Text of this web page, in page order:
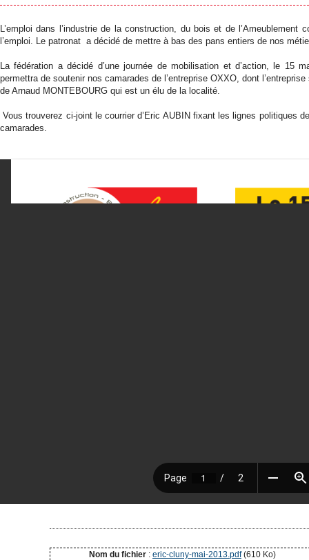
L’emploi dans l’industrie de la construction, du bois et de l’Ameublement
l’emploi. Le patronat a décidé de mettre à bas des pans entiers de nos
La fédération a décidé d’une journée de mobilisation et d’action, le 15
permettra de soutenir nos camarades de l’entreprise OXXO, dont
de Arnaud MONTEBOURG qui est un élu de la localité.
Vous trouverez ci-joint le courrier d’Eric AUBIN fixant les lignes politiques
camarades.
Nom du fichier : eric-cluny-mai-2013.pdf(610 Ko)